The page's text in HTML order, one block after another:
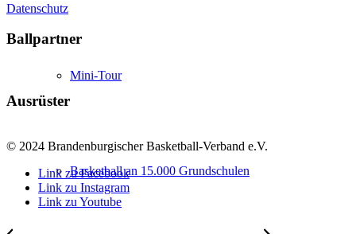
Mini-Tour
Basketball an 15.000 Grundschulen
Datenschutz
Ballpartner
Ausrüster
© 2024 Brandenburgischer Basketball-Verband e.V.
Link zu Facebook
Link zu Instagram
Link zu Youtube